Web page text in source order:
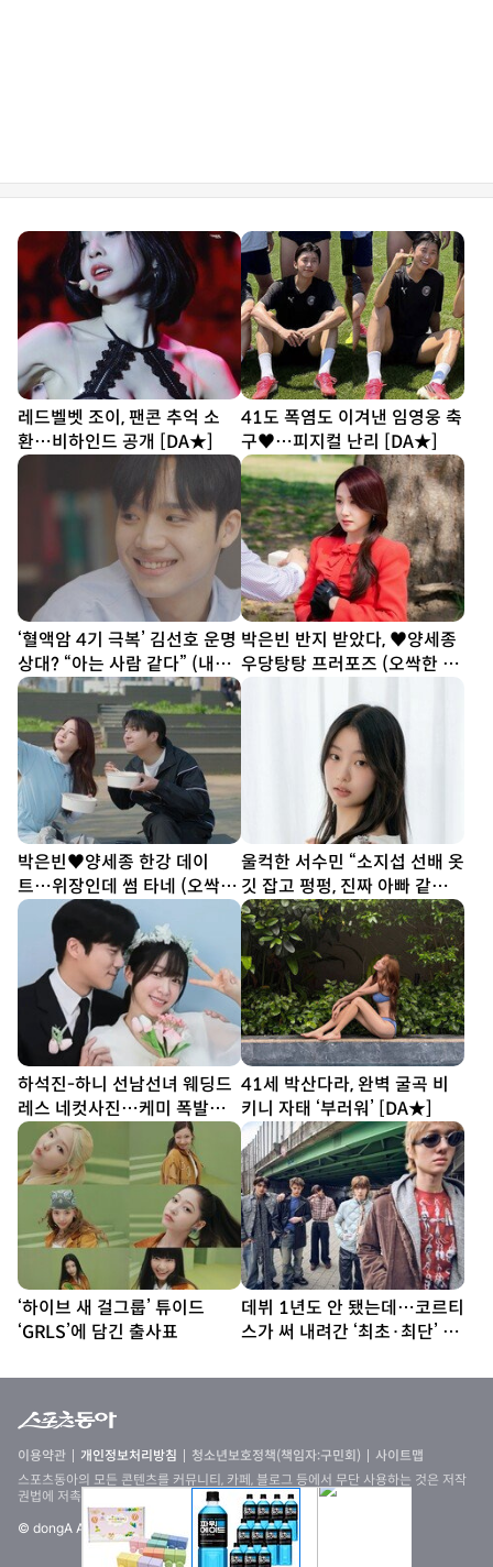
레드벨벳 조이, 팬콘 추억 소
환…비하인드 공개 [DA★]
41도 폭염도 이겨낸 임영웅 축
구♥…피지컬 난리 [DA★]
‘혈액암 4기 극복’ 김선호 운명
상대? “아는 사람 같다” (내남
은연애)
박은빈 반지 받았다, ♥양세종
우당탕탕 프러포즈 (오싹한 연
박은빈♥양세종 한강 데이
트…위장인데 썸 타네 (오싹한
연애)
울컥한 서수민 “소지섭 선배 옷
깃 잡고 펑펑, 진짜 아빠 같았
다” (종합)[DA인터뷰]
하석진-하니 선남선녀 웨딩드
레스 네컷사진…케미 폭발
[DA★]
41세 박산다라, 완벽 굴곡 비
키니 자태 ‘부러워’ [DA★]
‘하이브 새 걸그룹’ 튜이드
‘GRLS’에 담긴 출사표
데뷔 1년도 안 됐는데…코르티
스가 써 내려간 ‘최초·최단’ 기
이용약관 개인정보처리방침 청소년보호정책(책임자:구민회)
사이트맵
스포츠동아의 모든 콘텐츠를 커뮤니티, 카페, 블로그 등에서 무단 사용하는 것은 저작
권법에 저촉되며, 법적 제재를 받을 수 있습니다
© dongA All rights reserved